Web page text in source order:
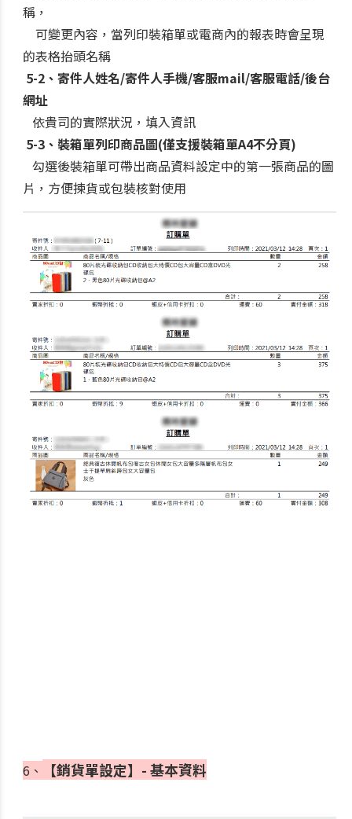
稱，
可變更內容，當列印裝箱單或電商內的報表時會呈現
的表格抬頭名稱
5-2、寄件人姓名/寄件人手機/客服mail/客服電話/後台
網址
依貴司的實際狀況，填入資訊
5-3、裝箱單列印商品圖(僅支援裝箱單A4不分頁)
勾選後裝箱單可帶出商品資料設定中的第一張商品的圖
片，方便揀貨或包裝核對使用
6、 【銷貨單設定】- 基本資料